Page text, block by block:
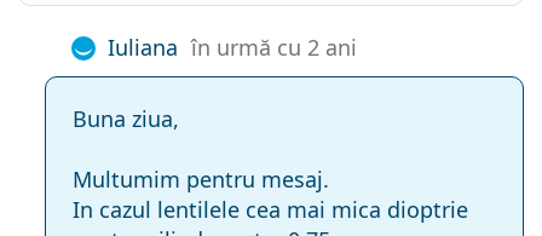
Iuliana în urmă cu 2 ani
Buna ziua,
Multumim pentru mesaj.
In cazul lentilele cea mai mica dioptrie